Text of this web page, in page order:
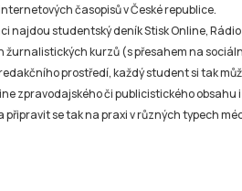
časopisů v České republice.
najdou studentský deník Stisk Online, Rádio
žurnalistických kurzů (s přesahem na
prostředí, každý student si tak
zpravodajského či publicistického obsahu
se tak na praxi v různých typech